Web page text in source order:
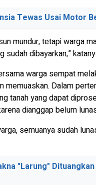
Tewas Usai Motor
mundur, tetapi warga
sudah dibayarkan,”
warga sempat
memuaskan. Dalam
tanah yang dapat
dianggap belum
semuanya sudah
"Larung"